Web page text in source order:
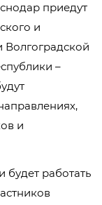
приедут
и
Волгоградской
–
и
работать